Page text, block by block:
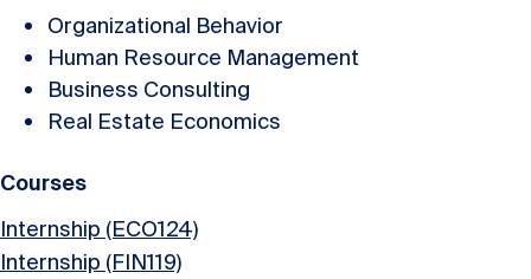
Organizational Behavior
Human Resource Management
Business Consulting
Real Estate Economics
Courses
Internship (ECO124)
Internship (FIN119)